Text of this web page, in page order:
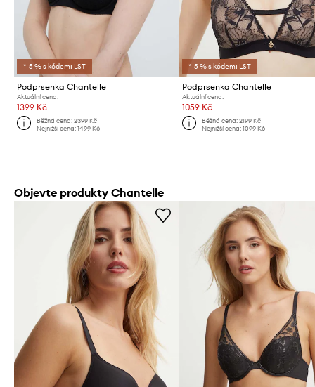
*-5 % s kódem: LST
Podprsenka Chantelle
Aktuální cena:
1399 Kč
Běžná cena:2399 Kč
Nejnižší cena:1499 Kč
*-5 % s kódem: LST
Podprsenka Chantelle
Aktuální cena:
1059 Kč
Běžná cena: 2199 Kč
Nejnižší cena: 1099 Kč
Objevte produkty Chantelle